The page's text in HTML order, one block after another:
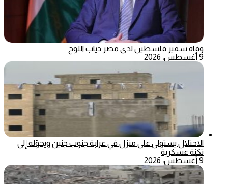
وفاة سفير فلسطين لدى مصر دياب اللوح
9 أغسطس، 2026
الاحتلال يستولي على منزل في عرابة جنوب جنين ويحوّله إلى
ثكنة عسكرية
9 أغسطس، 2026